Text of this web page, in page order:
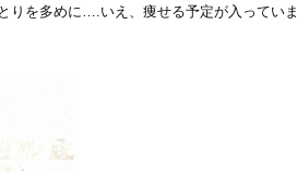
りを多めに….いえ、痩せる予定が入っていま